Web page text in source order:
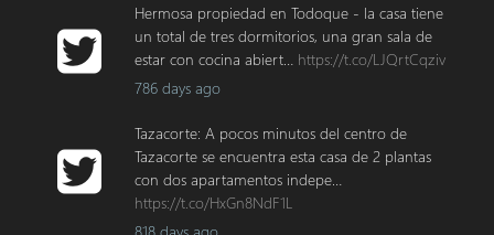
Hermosa propiedad en Todoque - la casa tiene
un total de tres dormitorios, una gran sala de
estar con cocina abiert… https://t.co/LJQrtCqziv
786 days ago
Tazacorte: A pocos minutos del centro de
Tazacorte se encuentra esta casa de 2 plantas
con dos apartamentos indepe…
https://t.co/HxGn8NdF1L